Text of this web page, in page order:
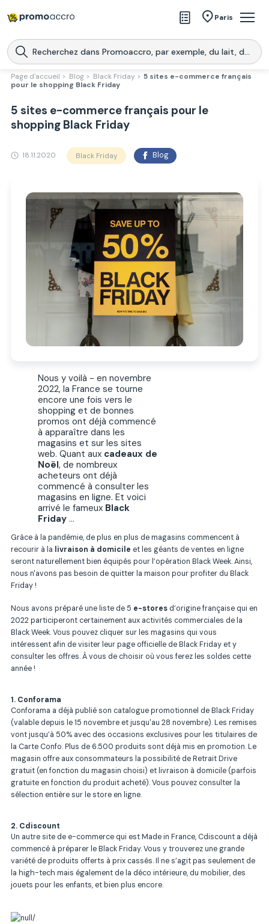
Paris
Magasins
Produits
Promoaccro
l'application
Page d'accueil > Blog > Black Friday > 5 sites e-commerce français
pour le shopping Black Friday
5 sites e-commerce français pour le
shopping Black Friday
18.11.2020 Black Friday Blog
Nous y voilà - en novembre
2022, la France se tourne
encore une fois vers le
shopping et de bonnes
promos ont déjà commencé
à apparaître dans les
magasins et sur les sites
web. Quant aux cadeaux de
Noël, de nombreux
acheteurs ont déjà
commencé à consulter les
magasins en ligne. Et voici
arrivé le fameux Black
Friday...
Grâce à la pandémie, de plus en plus de magasins commencent à
recourir à la livraison à domicile et les géants de ventes en ligne
seront naturellement bien équipés pour l’opération Black Week. Ainsi,
nous n'avons pas besoin de quitter la maison pour profiter du Black
Friday !
Nous avons préparé une liste de 5 e-storesd’origine française qui en
2022 participeront certainement aux activités commerciales de la
Black Week. Vous pouvez cliquer sur les magasins qui vous
intéressent afin de visiter leur page officielle de Black Friday et y
consulter les offres. À vous de choisir où vous ferez les soldes cette
année !
1. Conforama
Conforama a déjà publié son cataloguepromotionnel de Black Friday
(valable depuis le 15 novembre et jusqu'au 28 novembre). Les remises
vont jusqu’à 50% avec des occasions exclusives pour les titulaires de
la Carte Confo. Plus de 6.500 produits sont déjà mis en promotion. Le
magasin offre aux consommateurs la possibilité de Retrait Drive
gratuit (en fonction du magasin choisi) et livraison à domicile (parfois
gratuite en fonction du produit acheté). Vous pouvez consulter la
sélection entière sur le store en ligne.
2. Cdiscount
Un autre site de e-commerce qui est Made in France, Cdiscount a déjà
commencé à préparer le Black Friday. Vous y trouverez une grande
variété de produits offerts à prix cassés. Il ne s’agit pas seulement de
la high-tech mais également de la déco intérieure, du mobilier, des
jouets pour les enfants, et bien plus encore.